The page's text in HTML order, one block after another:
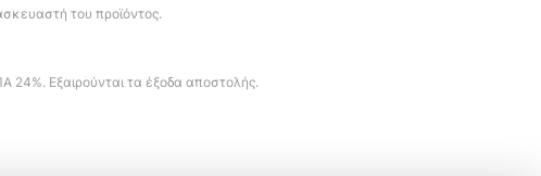
του προϊόντος.
24%. Εξαιρούνται τα έξοδα αποστολής.